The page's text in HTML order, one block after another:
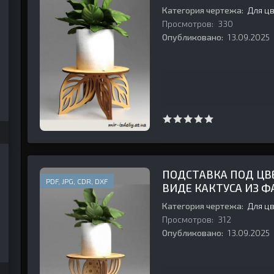
Категория чертежа: Для
Просмотров: 330
Опубликовано: 13.09.2025
PDF, JPG, CDR, DXF
ПОДСТАВКА ПОД
ВИДЕ КАКТУСА ИЗ
Категория чертежа: Для
Просмотров: 312
Опубликовано: 13.09.2025